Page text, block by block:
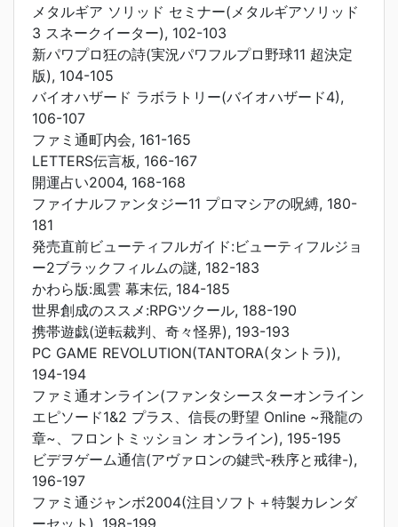
メタルギア ソリッド セミナー(メタルギアソリッド
3 スネークイーター), 102-103
新パワプロ狂の詩(実況パワフルプロ野球11 超決定
版), 104-105
バイオハザード ラボラトリー(バイオハザード4),
106-107
ファミ通町内会, 161-165
LETTERS伝言板, 166-167
開運占い2004, 168-168
ファイナルファンタジー11 プロマシアの呪縛, 180-
181
発売直前ビューティフルガイド:ビューティフルジョ
ー2ブラックフィルムの謎, 182-183
かわら版:風雲 幕末伝, 184-185
世界創成のススメ:RPGツクール, 188-190
携帯遊戯(逆転裁判、奇々怪界), 193-193
PC GAME REVOLUTION(TANTORA(タントラ)),
194-194
ファミ通オンライン(ファンタシースターオンライン
エピソード1&2 プラス、信長の野望 Online ~飛龍の
章~、フロントミッション オンライン), 195-195
ビデヲゲーム通信(アヴァロンの鍵弐-秩序と戒律-),
196-197
ファミ通ジャンボ2004(注目ソフト＋特製カレンダ
ーセット), 198-199